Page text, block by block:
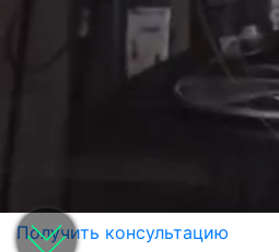
Получить консультацию